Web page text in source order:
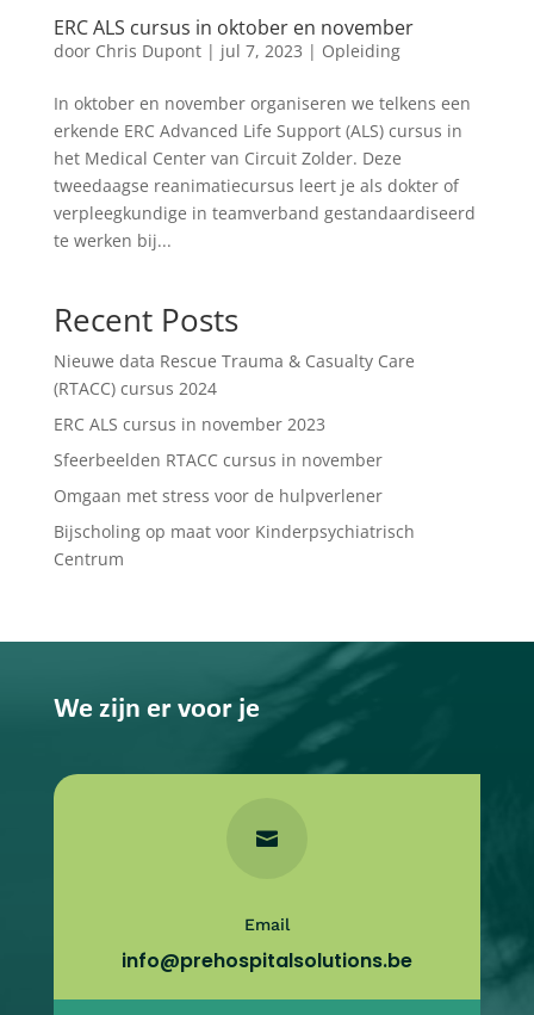
ERC ALS cursus in oktober en november
door Chris Dupont| jul 7, 2023 | Opleiding
In oktober en november organiseren we telkens een
erkende ERC Advanced Life Support (ALS) cursus in
het Medical Center van Circuit Zolder. Deze
tweedaagse reanimatiecursus leert je als dokter of
verpleegkundige in teamverband gestandaardiseerd
te werken bij...
Recent Posts
Nieuwe data Rescue Trauma & Casualty Care
(RTACC) cursus 2024
ERC ALS cursus in november 2023
Sfeerbeelden RTACC cursus in november
Omgaan met stress voor de hulpverlener
Bijscholing op maat voor Kinderpsychiatrisch
Centrum
We zijn er voor je

Email
info@prehospitalsolutions.be